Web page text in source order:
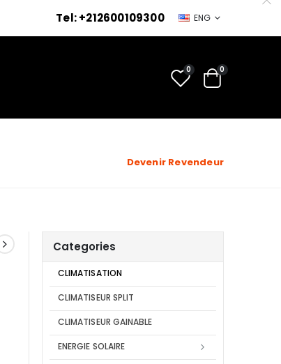
Tel: +212600109300 ENG
0 0
Devenir Revendeur
Categories
CLIMATISATION
CLIMATISEUR SPLIT
CLIMATISEUR GAINABLE
ENERGIE SOLAIRE